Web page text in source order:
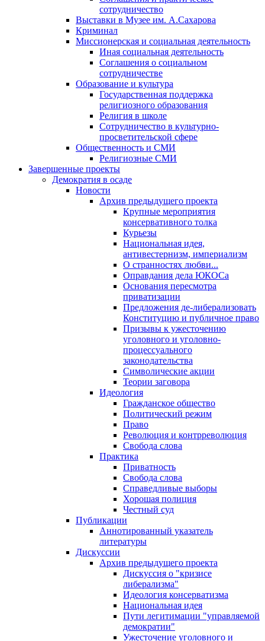
сотрудничество
Выставки в Музее им. А.Сахарова
Криминал
Миссионерская и социальная деятельность
Иная социальная деятельность
Соглашения о социальном
сотрудничестве
Образование и культура
Государственная поддержка
религиозного образования
Религия в школе
Сотрудничество в культурно-
просветительской сфере
Общественность и СМИ
Религиозные СМИ
Завершенные проекты
Демократия в осаде
Новости
Архив предыдущего проекта
Крупные мероприятия
консервативного толка
Курьезы
Национальная идея,
антивестернизм, империализм
О странностях любви...
Оправдания дела ЮКОСа
Основания пересмотра
приватизации
Предложения де-либерализовать
Конституцию и публичное право
Призывы к ужесточению
уголовного и уголовно-
процессуального
законодательства
Символические акции
Теории заговора
Идеология
Гражданское общество
Политический режим
Право
Революция и контрреволюция
Свобода слова
Практика
Приватность
Свобода слова
Справедливые выборы
Хорошая полиция
Честный суд
Публикации
Аннотированный указатель
литературы
Дискуссии
Архив предыдущего проекта
Дискуссия о "кризисе
либерализма"
Идеология консерватизма
Национальная идея
Пути легитимации "управляемой
демократии"
Ужесточение уголовного и